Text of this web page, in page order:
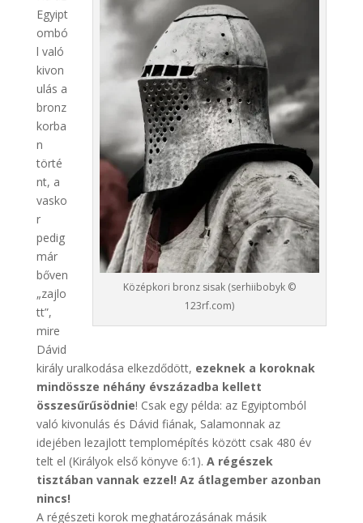
Középkori bronz sisak (serhiibobyk ©
123rf.com)
Egyipt
ombó
l való
kivon
ulás a
bronz
korba
n
törté
nt, a
vasko
r
pedig
már
bőven
„zajlo
tt”,
mire
Dávid
király uralkodása elkezdődött, ezeknek a koroknak
mindössze néhány évszázadba kellett
összesűrűsödnie! Csak egy példa: az Egyiptomból
való kivonulás és Dávid fiának, Salamonnak az
idejében lezajlott templomépítés között csak 480 év
telt el (Királyok első könyve 6:1). A régészek
tisztában vannak ezzel! Az átlagember azonban
nincs!
A régészeti korok meghatározásának másik